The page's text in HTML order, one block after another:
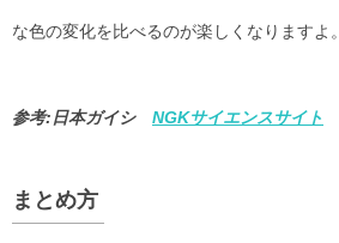
な色の変化を比べるのが楽しくなりますよ。
参考:日本ガイシ NGKサイエンスサイト
まとめ方